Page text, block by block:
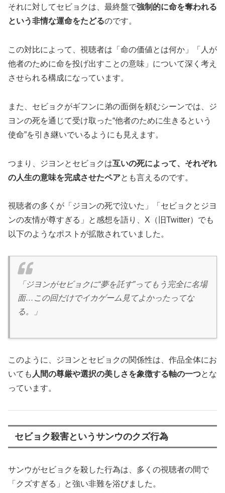
それに対してセビョクは、最終盤で強制的に命を奪われる
という非情な運命をたどるのです。
この対比によって、視聴者は「命の価値とは何か」「人が
他者のために命を投げ出すことの意味」について深く考え
させられる構成になっています。
また、セビョクがギフンに弟の面倒を頼むシーンでは、ジ
ヨンの死を通じて受け取った“他者のために生きるという
使命”を引き継いでいるようにも見えます。
つまり、ジヨンとセビョクは互いの死によって、それぞれ
の人生の意味を完成させたペアとも言えるのです。
視聴者の多くが「ジヨンの死で泣いた」「セビョクとジヨ
ンの友情が尊すぎる」と感想を語り、X（旧Twitter）でも
以下のようなポストが拡散されていました。
「ジヨンがセビョクに“夢を託す”ってもう完全に名場
面…この回だけでイカゲーム見てよかったってな
る。」
このように、ジヨンとセビョクの関係性は、作品全体にお
いても 人間の尊厳や選択の美しさを象徴する軸の一つとな
っています。
セビョク殺害というサンウのクズ行為
サンウがセビョクを殺した行為は、多くの視聴者の間で
「クズすぎる」と強い非難を浴びました。